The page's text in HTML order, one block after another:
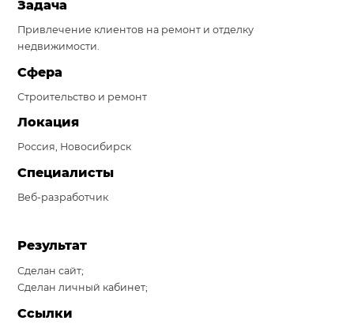
Система продаж для туристического бизнеса
Повышение конверсии сайтов
Акции
Проекты
Блог
Задача
Привлечение клиентов на ремонт и отделку
недвижимости.
Сфера
Строительство и ремонт
Локация
Россия, Новосибирск
Специалисты
Веб-разработчик
Результат
Сделан сайт;
Сделан личный кабинет;
Ссылки